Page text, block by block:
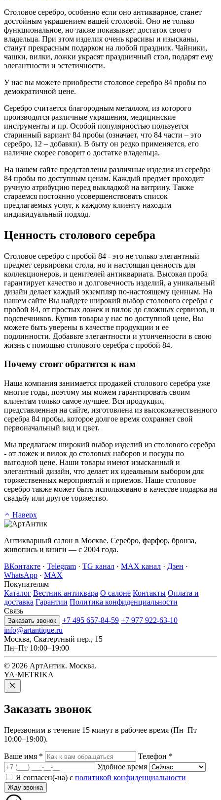
Столовое серебро, особенно если оно антикварное, станет
достойным украшением вашей столовой. Оно не только
функциональное, но также показывает достаток своего
владельца. При этом изделия очень красивы и изысканы,
станут прекрасным подарком на любой праздник. Чайники,
чашки, вилки, ложки украсят праздничный стол, подарят ему
элегантности и эстетичности.
У нас вы можете приобрести столовое серебро 84 пробы по
демократичной цене.
Серебро считается благородным металлом, из которого
производятся различные украшения, медицинские
инструменты и пр. Особой популярностью пользуется
старинный вариант 84 пробы (означает, что 84 части – это
серебро, 12 – добавки). В быту он редко применяется, его
наличие скорее говорит о достатке владельца.
На нашем сайте представлены различные изделия из серебра
84 пробы по доступным ценам. Каждый предмет проходит
ручную атрибуцию перед выкладкой на витрину. Также
стараемся постоянно усовершенствовать список
предлагаемых услуг, к каждому клиенту находим
индивидуальный подход.
Ценность столового серебра
Столовое серебро с пробой 84 - это не только элегантный
предмет сервировки стола, но и настоящая ценность для
коллекционеров, и ценителей антиквариата. Высокая проба
гарантирует качество и долговечность изделий, а уникальный
дизайн делает каждый экземпляр по-настоящему ценным. На
нашем сайте Вы найдете широкий выбор столового серебра с
пробой 84, от простых ложек и вилок до сложных сервизов, и
подсвечников. Купив товары у нас по доступной цене, Вы
можете быть уверены в качестве продукции и ее
подлинности. Добавьте элегантности и утонченности в свою
жизнь с помощью столового серебра с пробой 84.
Почему стоит обратится к нам
Наша компания занимается продажей столового серебра уже
многие годы, поэтому мы можем гарантировать своим
клиентам только самое лучшее. Вся продукция,
представленная на сайте, изготовлена из высококачественного
серебра 84 пробы, которое долгое время сохраняет свой
первоначальный вид и цвет.
Мы предлагаем широкий выбор изделий из столового серебра
- от ложек и вилок до столовых наборов и посуды по
выгодной цене. Наши товары имеют изысканный и
элегантный дизайн, что делает их идеальным выбором для
торжественных мероприятий и приемов. Наше столовое
серебро также может быть использовано в качестве подарка на
свадьбу или другое торжество.
Наверх
Антикварный салон в Москве. Серебро, фарфор, бронза,
живопись и книги — с 2004 года.
ВКонтакте · Telegram · TG канал · MAX канал · Дзен ·
WhatsApp · MAX
Покупателям
Каталог Вестник антиквара О салоне Контакты Оплата и
доставка Гарантии Политика конфиденциальности
Связь
Заказать звонок +7 495 657-84-59 +7 977 922-63-10
info@artantique.ru
Москва, Скатертный пер., 15
Пн–Пт 10:00–19:00
© 2026 АртАнтик. Москва.
YA·METRIKA
Заказать звонок
Перезвоним в течение 15 минут в рабочее время (Пн–Пт
10:00–19:00).
Ваше имя * Телефон *
Удобное время
Я согласен(-на) с политикой конфиденциальности
Жду звонка